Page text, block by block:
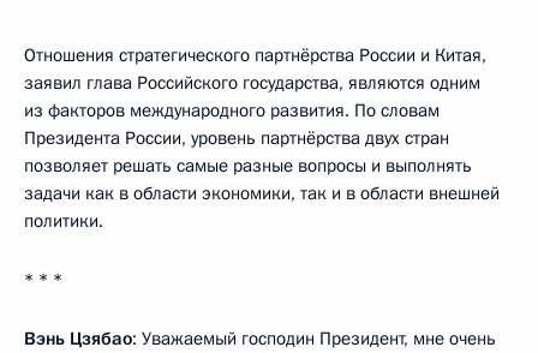
Отношения стратегического партнёрства России и Китая,
заявил глава Российского государства, являются одним
из факторов международного развития. По словам
Президента России, уровень партнёрства двух стран
позволяет решать самые разные вопросы и выполнять
задачи как в области экономики, так и в области внешней
политики.
* * *
Вэнь Цзябао: Уважаемый господин Президент, мне очень